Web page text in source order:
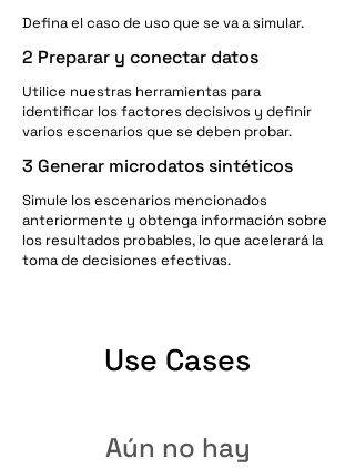
Defina el caso de uso que se va a simular.
2 Preparar y conectar datos
Utilice nuestras herramientas para
identificar los factores decisivos y definir
varios escenarios que se deben probar.
3 Generar microdatos sintéticos
Simule los escenarios mencionados
anteriormente y obtenga información sobre
los resultados probables, lo que acelerará la
toma de decisiones efectivas.
Use Cases
Aún no hay